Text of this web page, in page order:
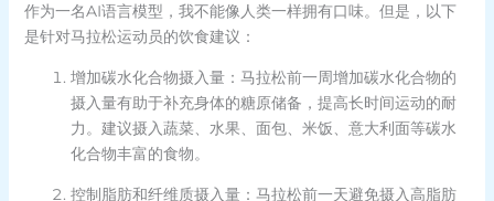
作为一名AI语言模型，我不能像人类一样拥有口味。但是，以下
是针对马拉松运动员的饮食建议：
增加碳水化合物摄入量：马拉松前一周增加碳水化合物的
摄入量有助于补充身体的糖原储备，提高长时间运动的耐
力。建议摄入蔬菜、水果、面包、米饭、意大利面等碳水
化合物丰富的食物。
控制脂肪和纤维质摄入量：马拉松前一天避免摄入高脂肪